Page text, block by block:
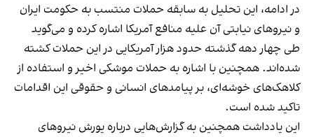
در ادامه، این تحلیل به سابقه حملات منتسب به حکومت ایران
و نیروهای نیابتی آن علیه منافع آمریکا اشاره کرده و می‌گوید
طی چهار دهه گذشته حدود هزار آمریکایی در این حملات کشته
شده‌اند. همچنین با اشاره به حملات موشکی اخیر و استفاده از
کلاهک‌های خوشه‌ای، بر پیامدهای انسانی و حقوقی این اقدامات
تاکید شده است.
این یادداشت همچنین به گزارش‌هایی درباره یورش نیروهای